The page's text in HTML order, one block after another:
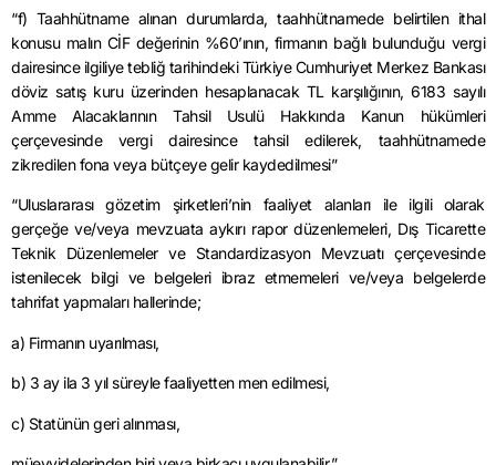
“f) Taahhütname alınan durumlarda, taahhütnamede belirtilen ithal
konusu malın CİF değerinin %60’ının, firmanın bağlı bulunduğu vergi
dairesince ilgiliye tebliğ tarihindeki Türkiye Cumhuriyet Merkez Bankası
döviz satış kuru üzerinden hesaplanacak TL karşılığının, 6183 sayılı
Amme Alacaklarının Tahsil Usulü Hakkında Kanun hükümleri
çerçevesinde vergi dairesince tahsil edilerek, taahhütnamede
zikredilen fona veya bütçeye gelir kaydedilmesi”
“Uluslararası gözetim şirketleri’nin faaliyet alanları ile ilgili olarak
gerçeğe ve/veya mevzuata aykırı rapor düzenlemeleri, Dış Ticarette
Teknik Düzenlemeler ve Standardizasyon Mevzuatı çerçevesinde
istenilecek bilgi ve belgeleri ibraz etmemeleri ve/veya belgelerde
tahrifat yapmaları hallerinde;
a) Firmanın uyarılması,
b) 3 ay ila 3 yıl süreyle faaliyetten men edilmesi,
c) Statünün geri alınması,